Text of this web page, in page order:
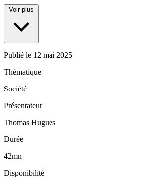
Voir plus
Publié le 12 mai 2025
Thématique
Société
Présentateur
Thomas Hugues
Durée
42mn
Disponibilité